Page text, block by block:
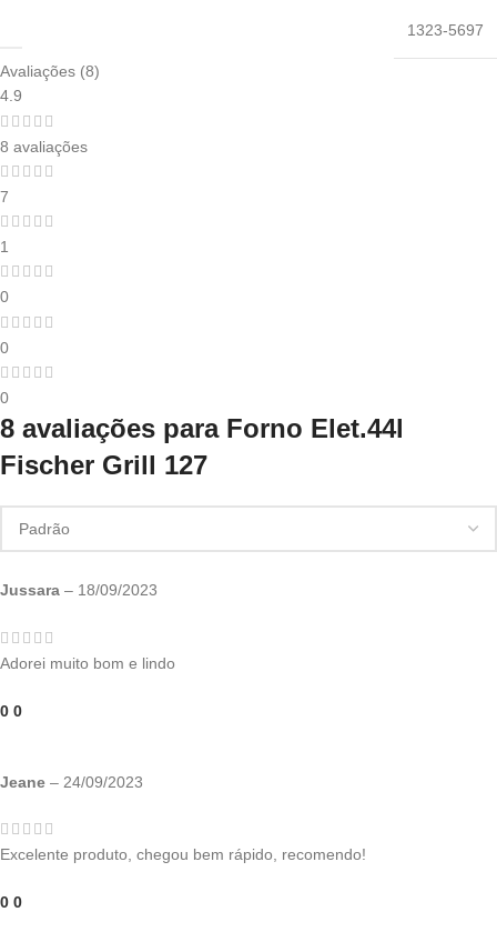
‎1323-5697
Avaliações (8)
4.9
8 avaliações
7
1
0
0
0
8 avaliações para Forno Elet.44l
Fischer Grill 127
Jussara – 18/09/2023
Adorei muito bom e lindo
0 0
Jeane – 24/09/2023
Excelente produto, chegou bem rápido, recomendo!
0 0